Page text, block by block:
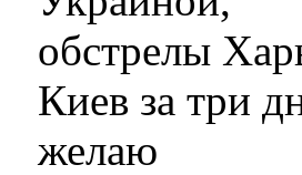
обстрелы
Киев за три
желаю